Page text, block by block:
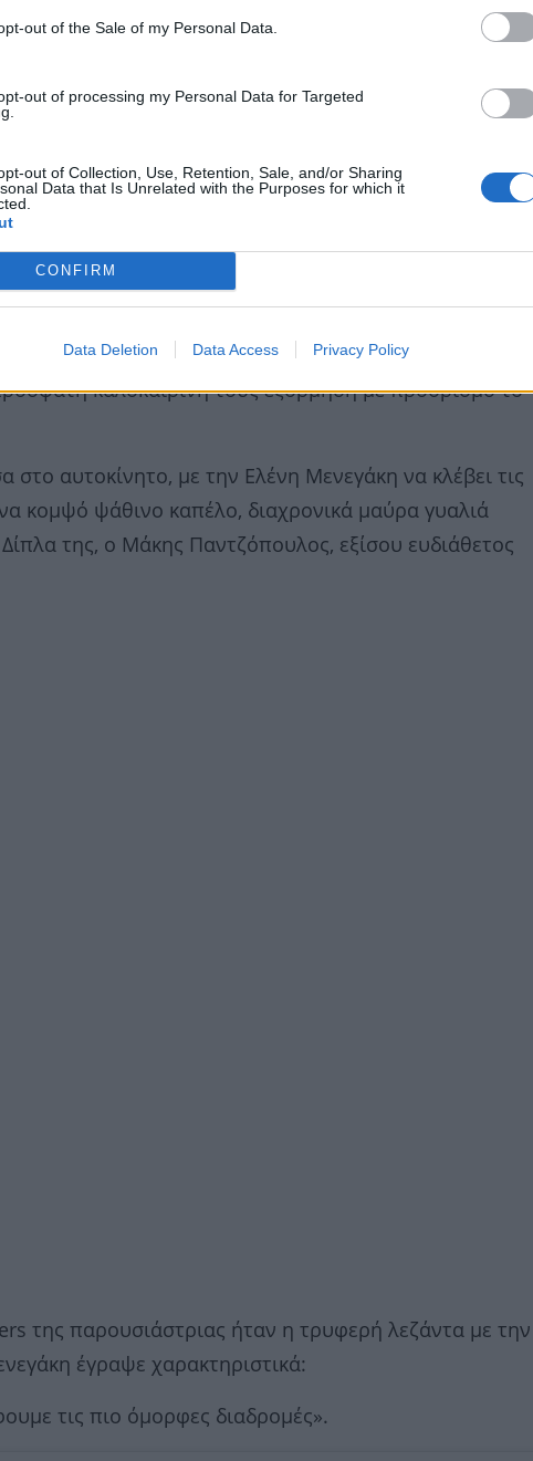
out of the Sale of my Personal Data.
out of processing my Personal Data for Targeted
out of Collection, Use, Retention, Sale, and/or Sharing
Data that Is Unrelated with the Purposes for which it
CONFIRM
Data Deletion Data Access Privacy Policy
με τους διαδικτυακούς της φίλους στο Instagram
καλοκαιρινή τους εξόρμηση με προορισμό το
στο αυτοκίνητο, με την Ελένη Μενεγάκη να κλέβει τις
κομψό ψάθινο καπέλο, διαχρονικά μαύρα γυαλιά
της, ο Μάκης Παντζόπουλος, εξίσου ευδιάθετος
της παρουσιάστριας ήταν η τρυφερή λεζάντα με την
έγραψε χαρακτηριστικά:
τις πιο όμορφες διαδρομές».